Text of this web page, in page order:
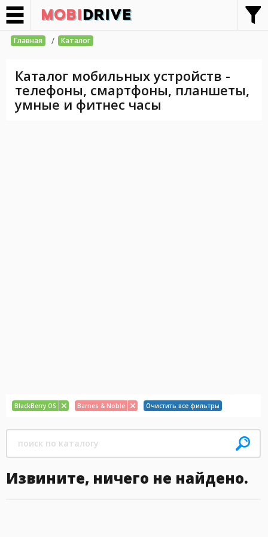
Главная / Каталог
Каталог мобильных устройств -
телефоны, смартфоны, планшеты,
умные и фитнес часы
BlackBerry OS Barnes & Noble Очистить все фильтры
Извините, ничего не найдено.